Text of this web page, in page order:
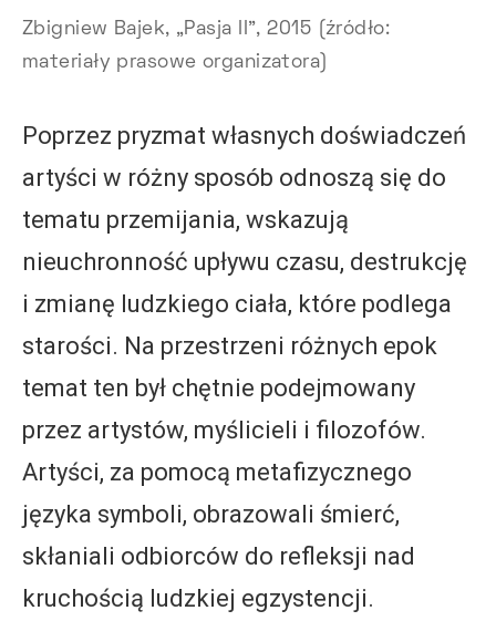
Zbigniew Bajek, „Pasja II”, 2015 (źródło:
materiały prasowe organizatora)
Poprzez pryzmat własnych doświadczeń
artyści w różny sposób odnoszą się do
tematu przemijania, wskazują
nieuchronność upływu czasu, destrukcję
i zmianę ludzkiego ciała, które podlega
starości. Na przestrzeni różnych epok
temat ten był chętnie podejmowany
przez artystów, myślicieli i filozofów.
Artyści, za pomocą metafizycznego
języka symboli, obrazowali śmierć,
skłaniali odbiorców do refleksji nad
kruchością ludzkiej egzystencji.